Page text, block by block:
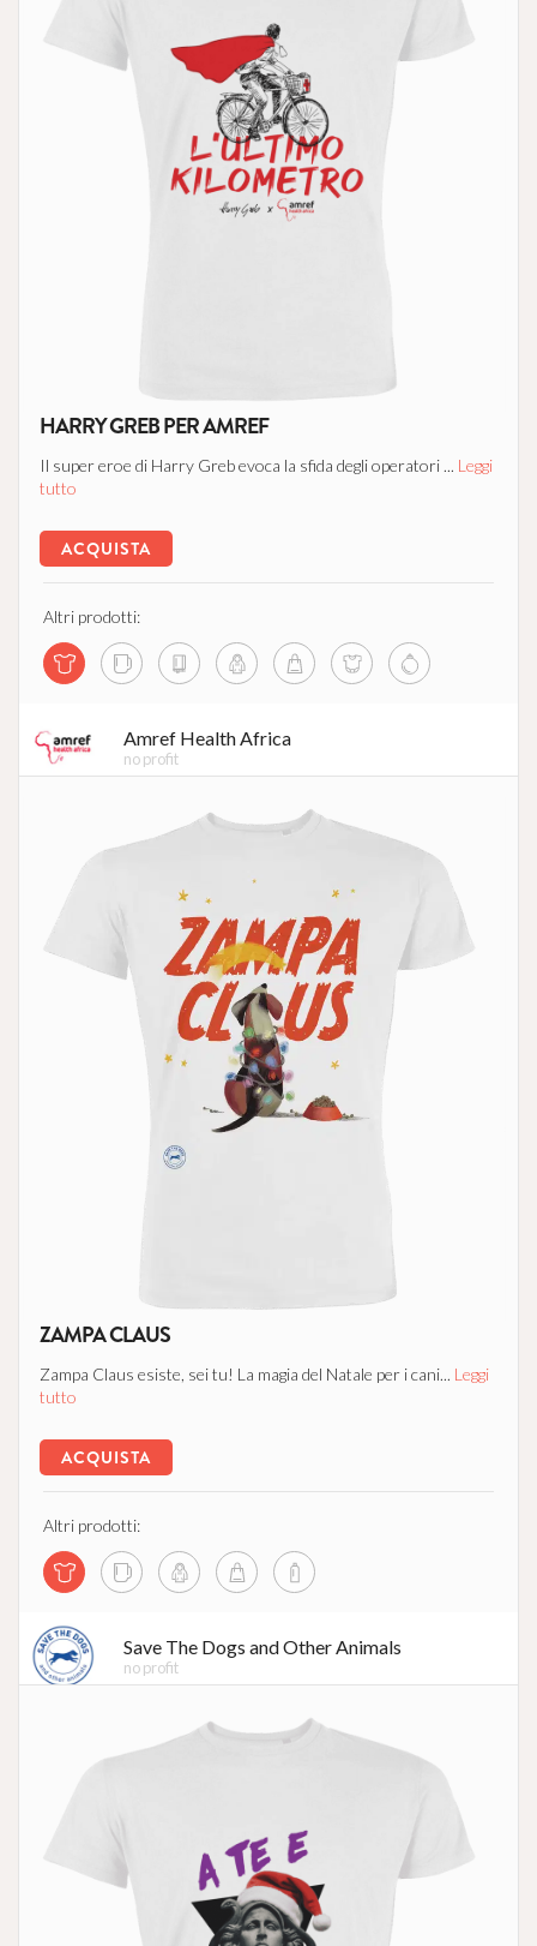
HARRY GREB PER AMREF
Il super eroe di Harry Greb evoca la sfida degli operatori ... Leggi
tutto
ACQUISTA
Altri prodotti:
Amref Health Africa
no profit
ZAMPA CLAUS
Zampa Claus esiste, sei tu! La magia del Natale per i cani... Leggi
tutto
ACQUISTA
Altri prodotti:
Save The Dogs and Other Animals
no profit